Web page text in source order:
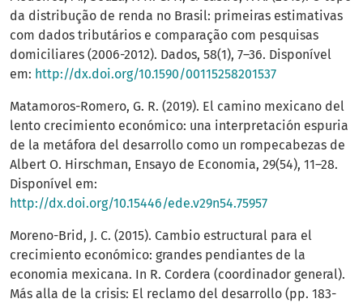
da distribução de renda no Brasil: primeiras estimativas
com dados tributários e comparação com pesquisas
domiciliares (2006-2012). Dados, 58(1), 7–36. Disponível
em: http://dx.doi.org/10.1590/00115258201537
Matamoros-Romero, G. R. (2019). El camino mexicano del
lento crecimiento económico: una interpretación espuria
de la metáfora del desarrollo como un rompecabezas de
Albert O. Hirschman, Ensayo de Economia, 29(54), 11–28.
Disponível em:
http://dx.doi.org/10.15446/ede.v29n54.75957
Moreno-Brid, J. C. (2015). Cambio estructural para el
crecimiento económico: grandes pendiantes de la
economia mexicana. In R. Cordera (coordinador general).
Más alla de la crisis: El reclamo del desarrollo (pp. 183-